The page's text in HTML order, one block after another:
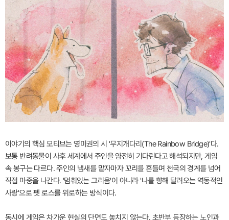
이야기의 핵심 모티브는 영미권의 시 '무지개다리(The Rainbow Bridge)'다.
보통 반려동물이 사후 세계에서 주인을 얌전히 기다린다고 해석되지만, 게임
속 봉구는 다르다. 주인의 냄새를 맡자마자 꼬리를 흔들며 천국의 경계를 넘어
직접 마중을 나간다. '멈춰있는 그리움'이 아니라 '나를 향해 달려오는 역동적인
사랑'으로 펫 로스를 위로하는 방식이다.
동시에 게임은 차가운 현실의 단면도 놓치지 않는다. 초반부 등장하는 노인과